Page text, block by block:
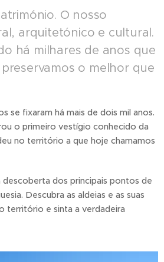
O nosso
arquitetónico e cultural.
há milhares de anos que
o melhor que
se fixaram há mais de dois mil anos.
o primeiro vestígio conhecido da
no território a que hoje chamamos
descoberta dos principais pontos de
Descubra as aldeias e as suas
território e sinta a verdadeira